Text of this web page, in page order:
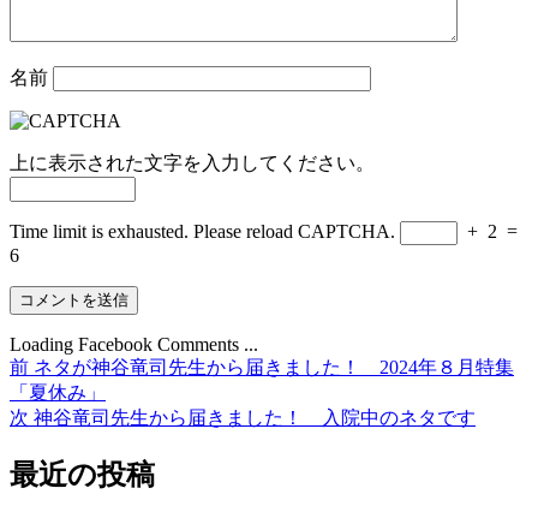
名前
上に表示された文字を入力してください。
Time limit is exhausted. Please reload CAPTCHA. + 2 =
6
Loading Facebook Comments ...
投
稿
ビ
前 前
の
投
ネタが神谷竜司先生から届きました！ 2024年８月特集
「夏休み」
次 次
投
稿:
神谷竜司先生から届きました！ 入院中のネタです
最近の投稿